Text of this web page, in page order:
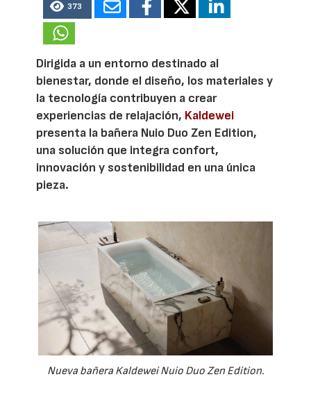
373
Dirigida a un entorno destinado al
bienestar, donde el diseño, los materiales y
la tecnología contribuyen a crear
experiencias de relajación, Kaldewei
presenta la bañera Nuio Duo Zen Edition,
una solución que integra confort,
innovación y sostenibilidad en una única
pieza.
Nueva bañera Kaldewei Nuio Duo Zen Edition.